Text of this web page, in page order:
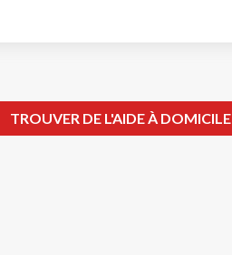
TROUVER DE L'AIDE À DOMICILE